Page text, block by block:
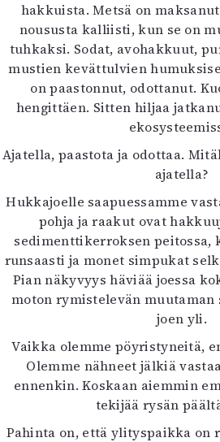
hakkuista. Metsä on
noususta kalliisti, kun se on
tuhkaksi. Sodat, avohakkuut,
mustien kevättulvien
on paastonnut, odottanut.
hengittäen. Sitten hiljaa
Ajatella, paastota ja odottaa.
ajatella?
Hukkajoelle saapuessamme
pohja ja raakut ovat
sedimenttikerroksen peitossa,
runsaasti ja monet simpukat
Pian näkyvyys häviää joessa
moton rymistelevän muutaman
joen yli.
Vaikka olemme pöyristyneitä,
Olemme nähneet jälkiä
ennenkin. Koskaan aiemmin
tekijää rysän
Pahinta on, että ylityspaikka on